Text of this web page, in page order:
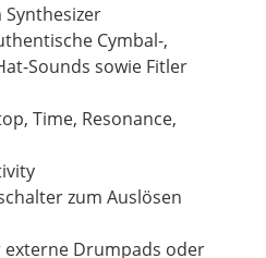
Cymbal-,
Sounds sowie Fitler
Time, Resonance,
zum Auslösen
Drumpads oder